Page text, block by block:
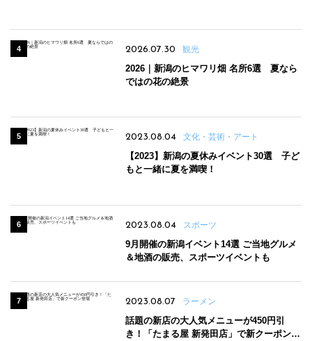
2026.07.30 観光
2026｜新潟のヒマワリ畑 名所6選 夏なら
ではの花の絶景
2023.08.04 文化・芸術・アート
【2023】新潟の夏休みイベント30選 子ど
もと一緒に夏を満喫！
2023.08.04 スポーツ
9月開催の新潟イベント14選 ご当地グルメ
＆地酒の販売、スポーツイベントも
2023.08.07 ラーメン
話題の新店の大人気メニューが450円引
き！「たまる屋 新発田店」で新クーポン登